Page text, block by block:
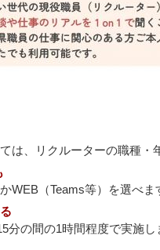
は、リクルーターの職種
WEB（Teams等）を選べ
分の間の1時間程度で実施